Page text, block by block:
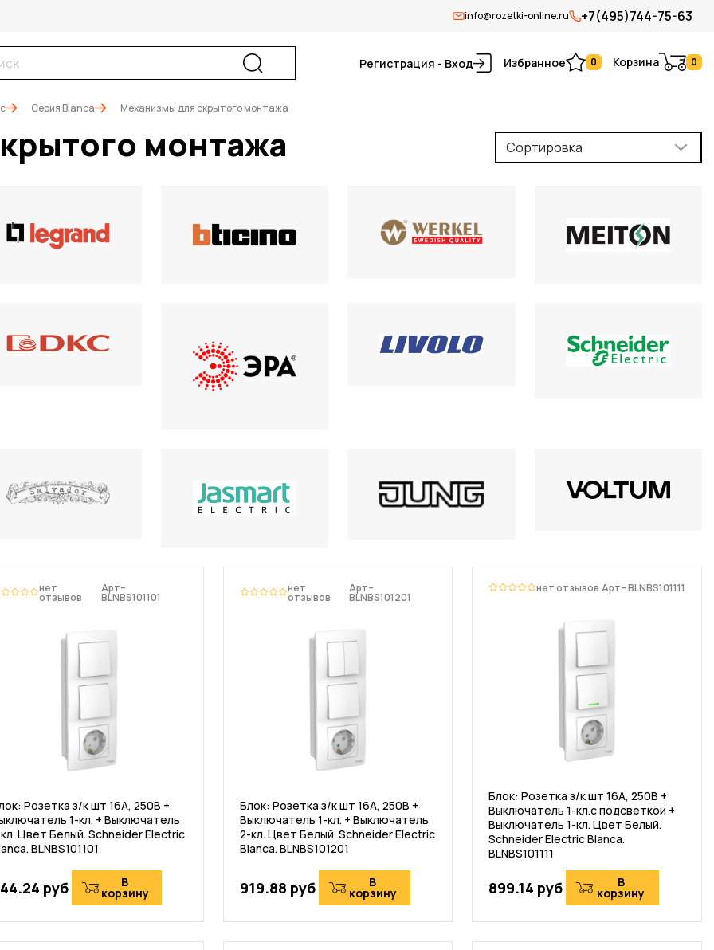
info@rozetki-online.ru +7(495)744-75-63
Регистрация - Вход Избранное 0 Корзина 0
Серия Blanca Механизмы для скрытого монтажа
монтажа Сортировка
нет
отзывов
Арт–
BLNBS101101
Розетка з/к шт 16А, 250В +
1-кл. + Выключатель
Цвет Белый. Schneider Electric
BLNBS101101
руб В
корзину
нет
отзывов
Арт–
BLNBS101201
Блок: Розетка з/к шт 16А, 250В +
Выключатель 1-кл. + Выключатель
2-кл. Цвет Белый. Schneider Electric
Blanca. BLNBS101201
919.88 руб В
корзину
нет отзывов Арт– BLNBS101111
Блок: Розетка з/к шт 16А, 250В +
Выключатель 1-кл.с подсветкой +
Выключатель 1-кл. Цвет Белый.
Schneider Electric Blanca.
BLNBS101111
899.14 руб В
корзину